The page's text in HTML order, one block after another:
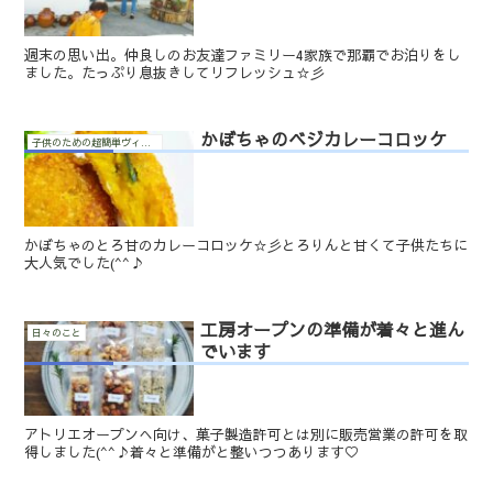
週末の思い出。仲良しのお友達ファミリー4家族で那覇でお泊りをし
ました。たっぷり息抜きしてリフレッシュ☆彡
かぼちゃのベジカレーコロッケ
かぼちゃのとろ甘のカレーコロッケ☆彡とろりんと甘くて子供たちに
大人気でした(^^♪
日々のこと
工房オープンの準備が着々と進ん
でいます
アトリエオープンへ向け、菓子製造許可とは別に販売営業の許可を取
得しました(^^♪着々と準備がと整いつつあります♡